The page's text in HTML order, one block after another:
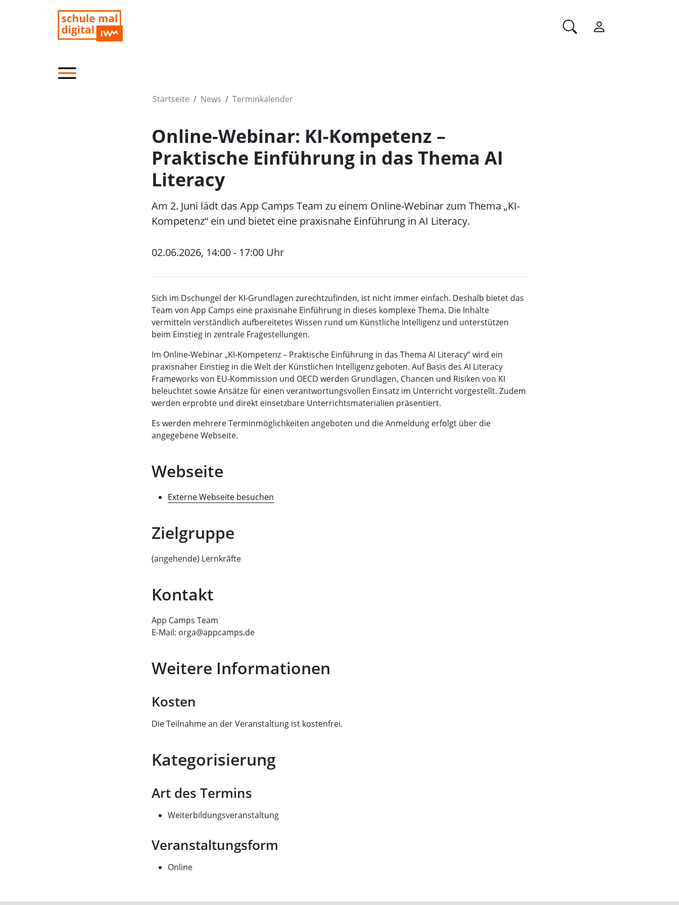
Startseite News Terminkalender
Online-Webinar: KI-Kompetenz –
Praktische Einführung in das Thema AI
Literacy
Am 2. Juni lädt das App Camps Team zu einem Online-Webinar zum Thema „KI-
Kompetenz“ ein und bietet eine praxisnahe Einführung in AI Literacy.
02.06.2026, 14:00 - 17:00 Uhr
Sich im Dschungel der KI-Grundlagen zurechtzufinden, ist nicht immer einfach. Deshalb bietet das
Team von App Camps eine praxisnahe Einführung in dieses komplexe Thema. Die Inhalte
vermitteln verständlich aufbereitetes Wissen rund um Künstliche Intelligenz und unterstützen
beim Einstieg in zentrale Fragestellungen.
Im Online-Webinar „KI-Kompetenz – Praktische Einführung in das Thema AI Literacy“ wird ein
praxisnaher Einstieg in die Welt der Künstlichen Intelligenz geboten. Auf Basis des AI Literacy
Frameworks von EU-Kommission und OECD werden Grundlagen, Chancen und Risiken von KI
beleuchtet sowie Ansätze für einen verantwortungsvollen Einsatz im Unterricht vorgestellt. Zudem
werden erprobte und direkt einsetzbare Unterrichtsmaterialien präsentiert.
Es werden mehrere Terminmöglichkeiten angeboten und die Anmeldung erfolgt über die
angegebene Webseite.
Webseite
Externe Webseite besuchen
Zielgruppe
(angehende) Lernkräfte
Kontakt
App Camps Team
E-Mail: orga@appcamps.de
Weitere Informationen
Kosten
Die Teilnahme an der Veranstaltung ist kostenfrei.
Kategorisierung
Art des Termins
Weiterbildungsveranstaltung
Veranstaltungsform
Online